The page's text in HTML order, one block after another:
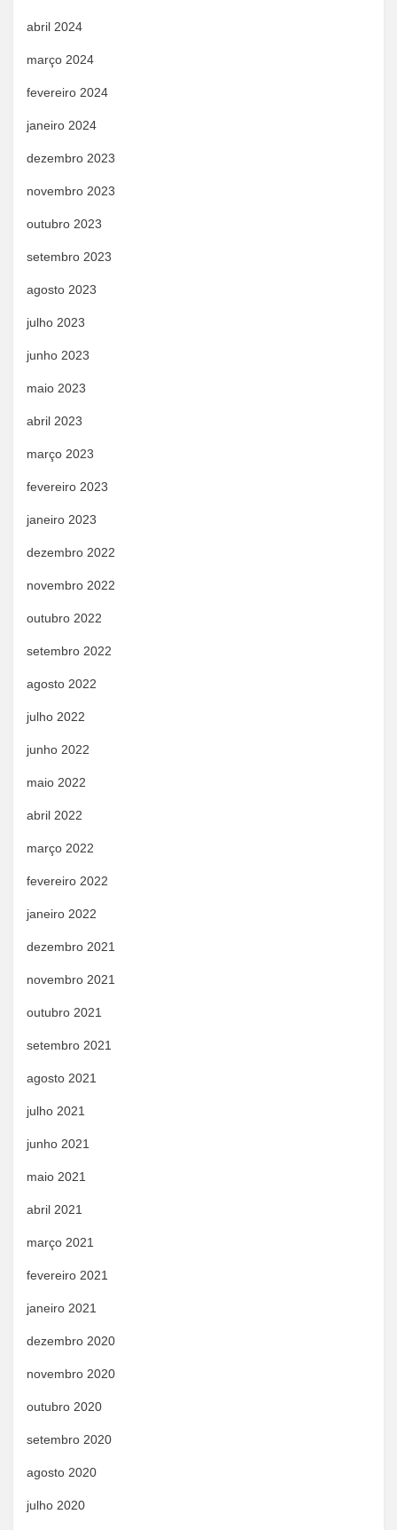
abril 2024
março 2024
fevereiro 2024
janeiro 2024
dezembro 2023
novembro 2023
outubro 2023
setembro 2023
agosto 2023
julho 2023
junho 2023
maio 2023
abril 2023
março 2023
fevereiro 2023
janeiro 2023
dezembro 2022
novembro 2022
outubro 2022
setembro 2022
agosto 2022
julho 2022
junho 2022
maio 2022
abril 2022
março 2022
fevereiro 2022
janeiro 2022
dezembro 2021
novembro 2021
outubro 2021
setembro 2021
agosto 2021
julho 2021
junho 2021
maio 2021
abril 2021
março 2021
fevereiro 2021
janeiro 2021
dezembro 2020
novembro 2020
outubro 2020
setembro 2020
agosto 2020
julho 2020